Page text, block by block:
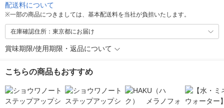
配送料について
※一部の商品につきましては、基本配送料を当社が負担いたします。
在庫確認住所：東京都にお届け
賞味期限/使用期限・返品について
こちらの商品もおすすめ